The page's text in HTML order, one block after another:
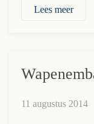
Lees meer
11 augustus 2014